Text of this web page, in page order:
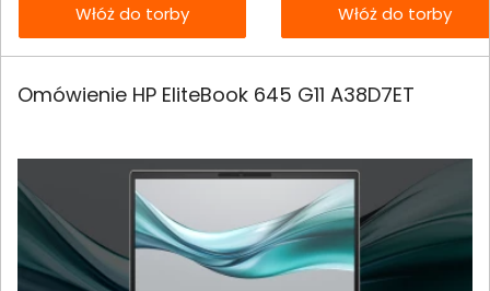
Włóż do torby Włóż do torby
Omówienie HP EliteBook 645 G11 A38D7ET